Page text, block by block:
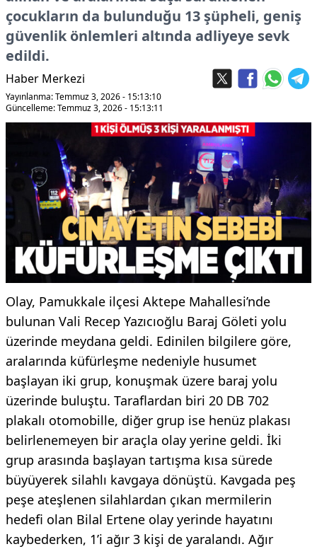
çocukların da bulunduğu 13 şüpheli, geniş
güvenlik önlemleri altında adliyeye sevk
edildi.
Haber Merkezi
Yayınlanma: Temmuz 3, 2026 - 15:13:10
Güncelleme: Temmuz 3, 2026 - 15:13:11
Olay, Pamukkale ilçesi Aktepe Mahallesi’nde
bulunan Vali Recep Yazıcıoğlu Baraj Göleti yolu
üzerinde meydana geldi. Edinilen bilgilere göre,
aralarında küfürleşme nedeniyle husumet
başlayan iki grup, konuşmak üzere baraj yolu
üzerinde buluştu. Taraflardan biri 20 DB 702
plakalı otomobille, diğer grup ise henüz plakası
belirlenemeyen bir araçla olay yerine geldi. İki
grup arasında başlayan tartışma kısa sürede
büyüyerek silahlı kavgaya dönüştü. Kavgada peş
peşe ateşlenen silahlardan çıkan mermilerin
hedefi olan Bilal Ertene olay yerinde hayatını
kaybederken, 1’i ağır 3 kişi de yaralandı. Ağır